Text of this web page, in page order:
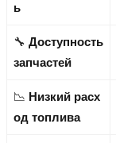
ь
🔧 Доступность
запчастей
📉 Низкий расх
од топлива